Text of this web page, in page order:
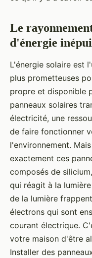
Le
d'énergie
L'énergie solaire est
plus prometteuses
propre et disponible
panneaux solaires
électricité, une
de faire fonctionner
l'environnement.
exactement ces
composés de
qui réagit à la
de la lumière
électrons qui sont
courant électrique.
votre maison d'être
Installer des